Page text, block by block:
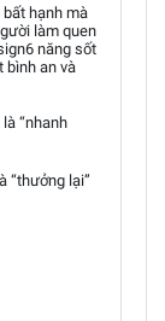
hạnh mà
làm quen
năng sốt
bình an và
“nhanh
“thưởng lại”